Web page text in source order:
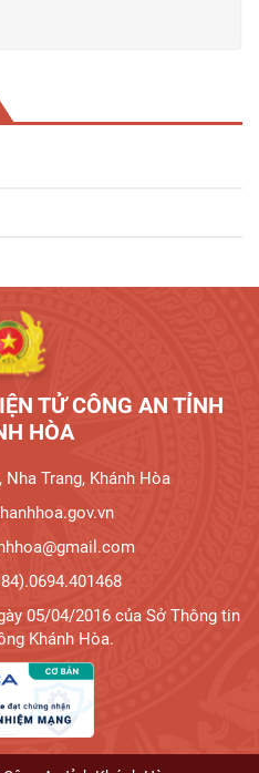
TỬ CÔNG AN TỈNH
HÒA
Trang, Khánh Hòa
05/04/2016 của Sở Thông tin
Khánh Hòa.